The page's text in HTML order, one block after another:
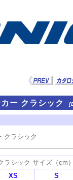
ー クラシック
ラシック サイズ（cm
XS
S